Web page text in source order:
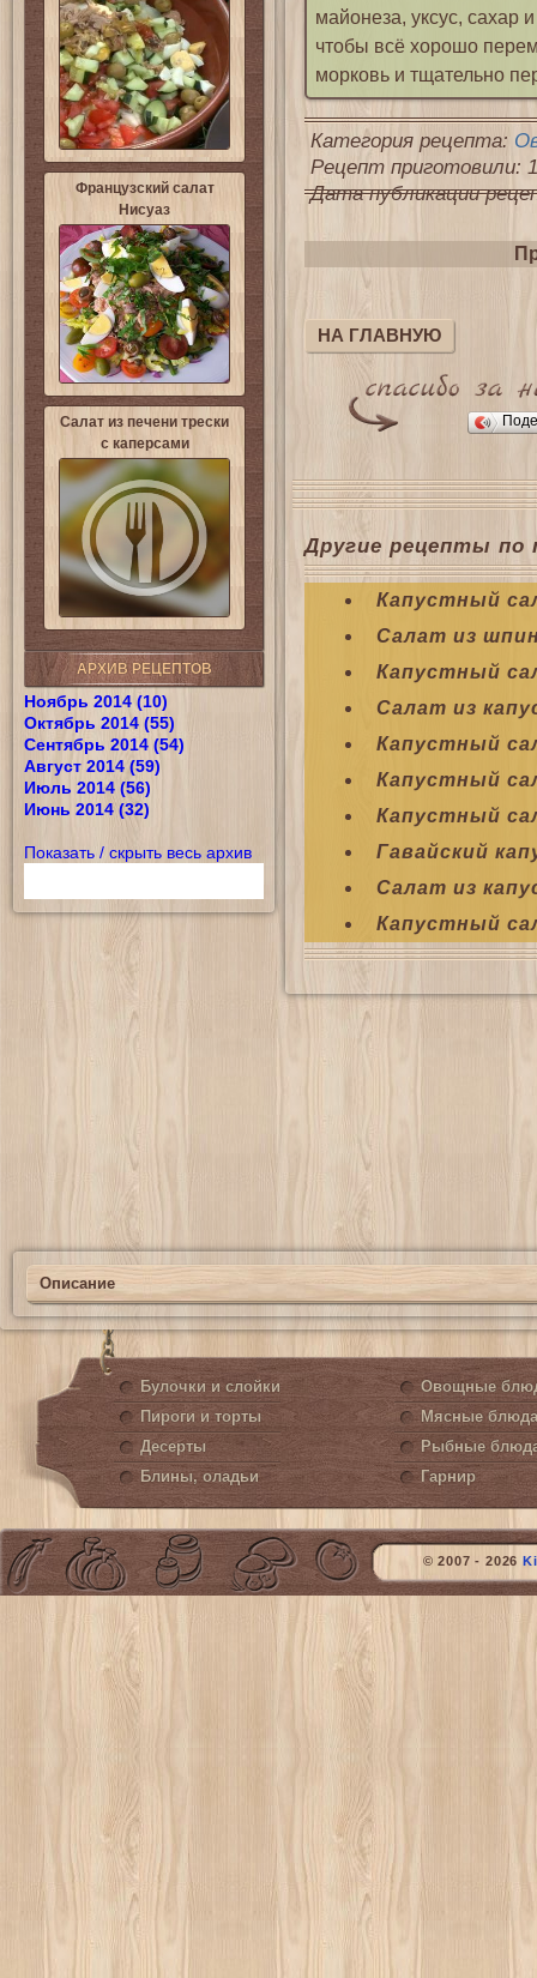
Французский салат
Нисуаз
Салат из печени трески
с каперсами
АРХИВ РЕЦЕПТОВ
Ноябрь 2014 (10)
Октябрь 2014 (55)
Сентябрь 2014 (54)
Август 2014 (59)
Июль 2014 (56)
Июнь 2014 (32)
Показать / скрыть весь архив
майонеза, уксус, сахар
чтобы всё хорошо
морковь и тщательно
Категория рецепта:
Рецепт приготовили:
Дата публикации
НА ГЛАВНУЮ
Другие рецепты по
Капустный
Салат из
Капустный
Салат из
Капустный
Капустный
Капустный
Гавайский
Салат из
Капустный
Описание
Булочки и слойки
Пироги и торты
Десерты
Блины, оладьи
Овощные
Мясные блюда
Рыбные
Гарнир
© 2007 - 2026